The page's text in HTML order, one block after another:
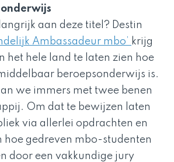
onderwijs
aan deze titel? Destin
Ambassadeur mbo’ krijg
het hele land te laten zien hoe
beroepsonderwijs is.
we immers met twee benen
Om dat te bewijzen laten
via allerlei opdrachten en
hoe gedreven mbo-studenten
door een vakkundige jury